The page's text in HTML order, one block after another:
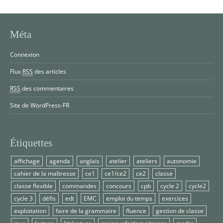
Méta
Connexion
Flux RSS des articles
RSS des commentaires
Site de WordPress-FR
Étiquettes
affichage agenda anglais atelier ateliers
autonomie
cahier de la maîtresse
ce1 ce1/ce2 ce2
classe
classe flexible
commandes concours cpb cycle 2
cycle2
cycle 3
défis edt EMC emploi du temps
exercices
exploitation
faire de la grammaire fluence
gestion de classe